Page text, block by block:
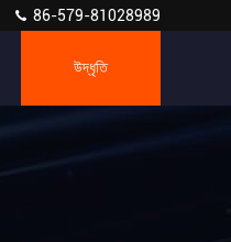
86-579-81028989
উদ্ধৃতি